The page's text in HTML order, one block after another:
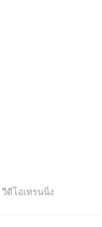
วีดีโอเทรนนิ่ง